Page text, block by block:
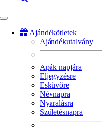
Ajándékötletek
Ajándékutalvány
Apák napjára
Eljegyzésre
Esküvőre
Névnapra
Nyaralásra
Születésnapra